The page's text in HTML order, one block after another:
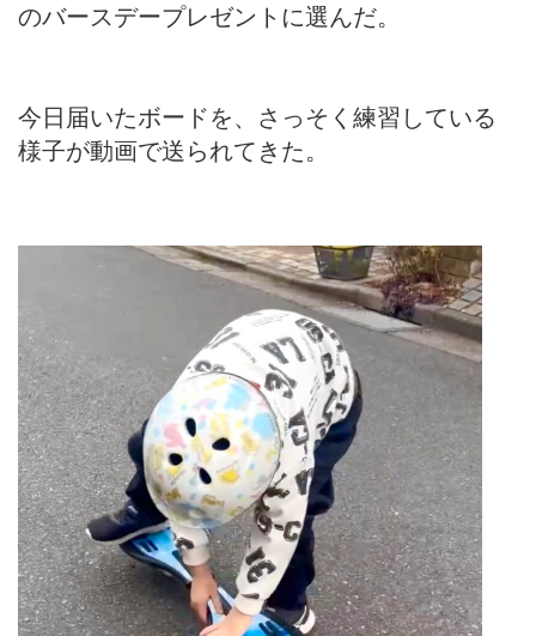
のバースデープレゼントに選んだ。
今日届いたボードを、さっそく練習している
様子が動画で送られてきた。